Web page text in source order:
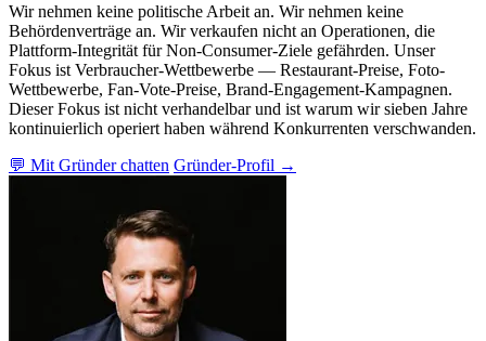
Wir nehmen keine politische Arbeit an. Wir nehmen keine
Behördenverträge an. Wir verkaufen nicht an Operationen, die
Plattform-Integrität für Non-Consumer-Ziele gefährden. Unser
Fokus ist Verbraucher-Wettbewerbe — Restaurant-Preise, Foto-
Wettbewerbe, Fan-Vote-Preise, Brand-Engagement-Kampagnen.
Dieser Fokus ist nicht verhandelbar und ist warum wir sieben Jahre
kontinuierlich operiert haben während Konkurrenten verschwanden.
💬 Mit Gründer chatten Gründer-Profil →